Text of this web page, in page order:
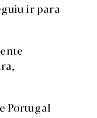
ir para
Portugal